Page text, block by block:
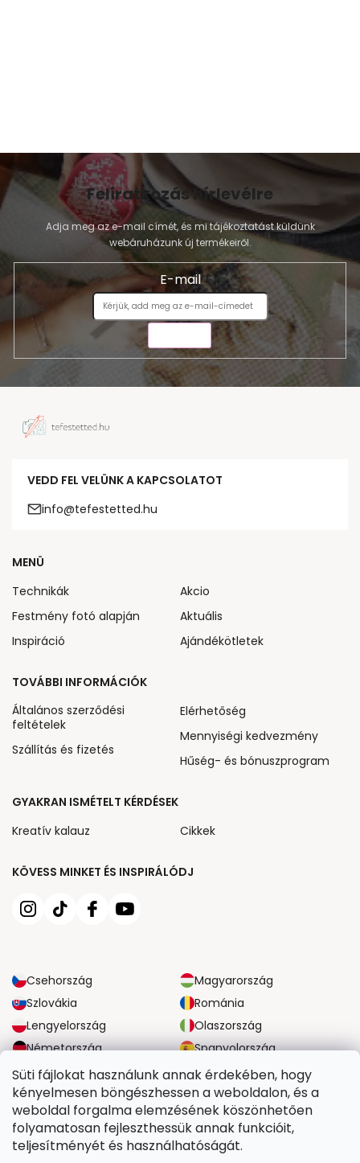
Süti fájlokat használunk annak érdekében, hogy
kényelmesen böngészhessen a weboldalon, és a
weboldal forgalma elemzésének köszönhetően
folyamatosan fejleszthessük annak funkcióit,
teljesítményét és használhatóságát.
Feliratkozás hírlevélre
Adja meg az e-mail címét, és mi tájékoztatást küldünk
webáruházunk új termékeiről.
E-mail
VEDD FEL VELÜNK A KAPCSOLATOT
info@tefestetted.hu
KÖVESS MINKET ÉS INSPIRÁLÓDJ
Csehország
Magyarország
Szlovákia
Románia
Lengyelország
Olaszország
Németország
Spanyolország
Nagy-Britannia
Ausztria
MENÜ
Technikák
Festmény fotó alapján
Inspiráció
Akcio
Aktuális
Ajándékötletek
TOVÁBBI INFORMÁCIÓK
Általános szerződési
feltételek
Szállítás és fizetés
Elérhetőség
Mennyiségi kedvezmény
Hűség- és bónuszprogram
GYAKRAN ISMÉTELT KÉRDÉSEK
Kreatív kalauz
Cikkek
MEGBÍZHATÓ SZÁLLÍTÁSI LEHETŐSÉGEK